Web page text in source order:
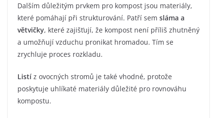
Dalším důležitým prvkem pro kompost jsou materiály,
které pomáhají při strukturování. Patří sem sláma a
větvičky, které zajišťují, že kompost není příliš zhutněný
a umožňují vzduchu pronikat hromadou. Tím se
zrychluje proces rozkladu.
Listí z ovocných stromů je také vhodné, protože
poskytuje uhlíkaté materiály důležité pro rovnováhu
kompostu.